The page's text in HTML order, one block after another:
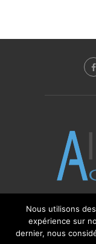
© 2017 -
réservés.
Nous utilisons
expérience sur
dernier, nous